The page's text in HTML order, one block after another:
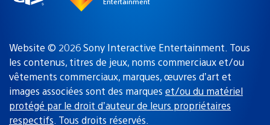
Website © 2026 Sony Interactive Entertainment. Tous
les contenus, titres de jeux, noms commerciaux et/ou
vêtements commerciaux, marques, œuvres d’art et
images associées sont des marques et/ou du matériel
protégé par le droit d’auteur de leurs propriétaires
respectifs. Tous droits réservés.